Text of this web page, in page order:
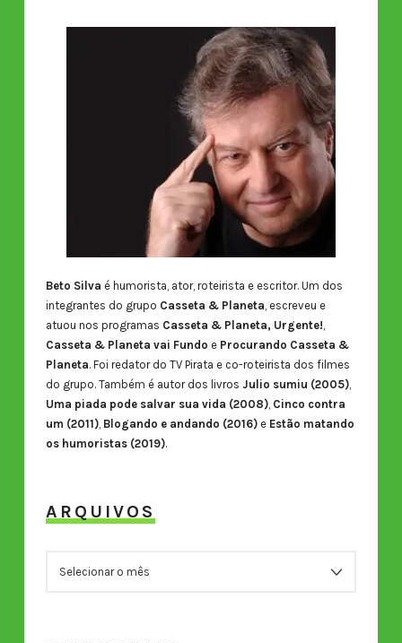
Beto Silva é humorista, ator, roteirista e escritor. Um dos
integrantes do grupo Casseta & Planeta, escreveu e
atuou nos programas Casseta & Planeta, Urgente!,
Casseta & Planeta vai Fundo e Procurando Casseta &
Planeta. Foi redator do TV Pirata e co-roteirista dos filmes
do grupo. Também é autor dos livros Julio sumiu (2005),
Uma piada pode salvar sua vida (2008), Cinco contra
um (2011), Blogando e andando (2016)e Estão matando
os humoristas (2019).
ARQUIVOS